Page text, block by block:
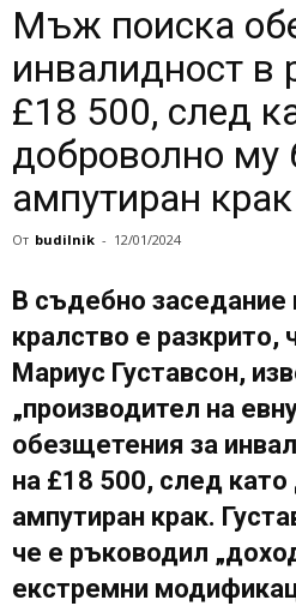
Мъж поиска
инвалидност в
£18 500, след
доброволно му
ампутиран крак
От budilnik - 12/01/2024
В съдебно заседание
кралство е разкрито,
Мариус Густавсон,
„производител на
обезщетения за
на £18 500, след
ампутиран крак.
че е ръководил
екстремни